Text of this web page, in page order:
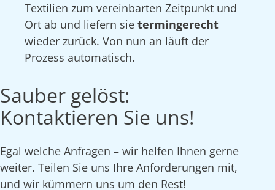
Textilien zum vereinbarten Zeitpunkt und
Ort ab und liefern sie termingerecht
wieder zurück. Von nun an läuft der
Prozess automatisch.
Sauber gelöst:
Kontaktieren Sie uns!
Egal welche Anfragen – wir helfen Ihnen gerne
weiter. Teilen Sie uns Ihre Anforderungen mit,
und wir kümmern uns um den Rest!